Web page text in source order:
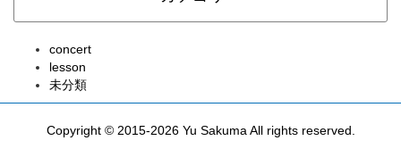
concert
lesson
未分類
Copyright © 2015-2026 Yu Sakuma All rights reserved.